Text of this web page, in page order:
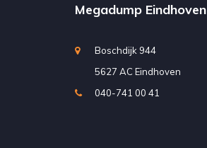
Megadump Eindhoven
Boschdijk 944
5627 AC Eindhoven
040-741 00 41